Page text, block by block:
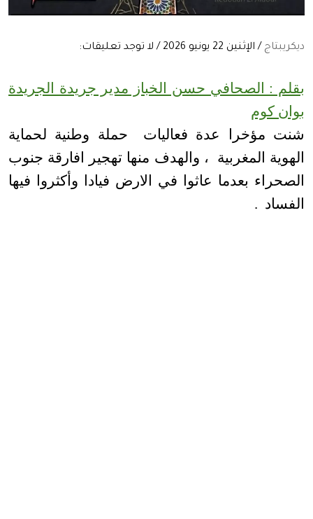
ديكريبتاج / الإثنين 22 يونيو 2026 / لا توجد تعليقات:
بقلم : الصحافي حسن الخباز مدير جريدة الجريدة
بوان كوم
شنت مؤخرا عدة فعاليات حملة وطنية لحماية
الهوية المغربية ، والهدف منها تهجير افارقة جنوب
الصحراء بعدما عاثوا في الارض فيادا وأكثروا فيها
الفساد .